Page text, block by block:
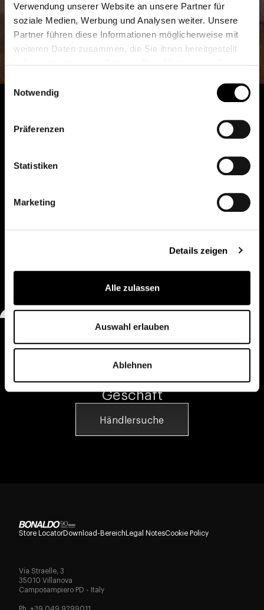
Verwendung unserer Website an unsere Partner für
soziale Medien, Werbung und Analysen weiter. Unsere
Partner führen diese Informationen möglicherweise mit
weiteren Daten zusammen, die Sie ihnen bereitgestellt
Notwendig
Präferenzen
Statistiken
Marketing
Details zeigen
Alle zulassen
Auswahl erlauben
Ablehnen
Discover other Bonaldo spaces
Suche das nähere
Geschäft
Händlersuche
Store LocatorDownload-BereichLegal NotesCookie Policy
Via Straelle, 3
35010 Villanova
Camposampiero PD - Italy
Ph. +39 049 9299011